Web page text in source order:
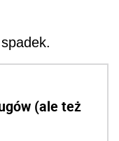
(ale też